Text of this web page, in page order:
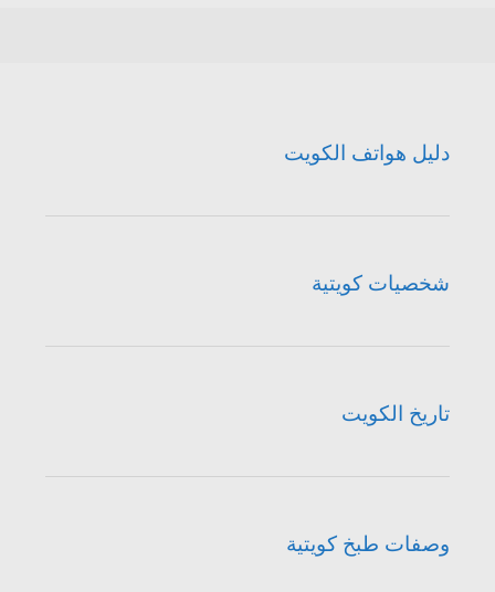
دليل هواتف الكويت
شخصيات كويتية
تاريخ الكويت
وصفات طبخ كويتية